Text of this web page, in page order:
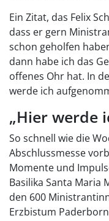
Ein Zitat, das Felix
dass er gern
schon geholfen
dann habe ich das
offenes Ohr hat. In
werde ich
„Hier werde
So schnell wie die
Abschlussmesse
Momente und
Basilika Santa Maria
den 600
Erzbistum